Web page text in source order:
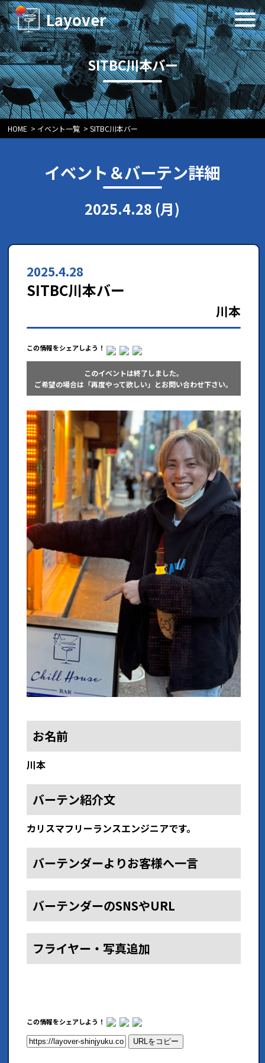
Layover
SITBC川本バー
HOME > イベント一覧 > SITBC川本バー
イベント＆バーテン詳細
2025.4.28 (月)
2025.4.28
SITBC川本バー
川本
この情報をシェアしよう！
このイベントは終了しました。
ご希望の場合は「再度やって欲しい」とお問い合わせ下さい。
お名前
川本
バーテン紹介文
カリスマフリーランスエンジニアです。
バーテンダーよりお客様へ一言
バーテンダーのSNSやURL
フライヤー・写真追加
この情報をシェアしよう！
URLをコピー